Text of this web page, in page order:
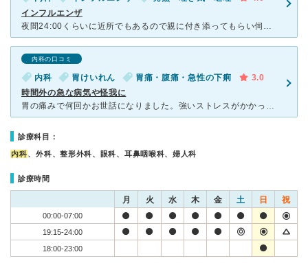
インフルエンザ
夜間24:00くらいに近所でもあるので親に付き添ってもらい伺いました。待合室も建物もすっきりとしていて清潔感があります。この時間でもちらほら患者さんが座って待ってます。待合室で熱を計り10分くらいで呼
内科の口コミ
内科 胃けいれん 胃痛・腹痛・急性の下痢
3.0
時間外の急な病気や怪我に
胃の痛みで何回かお世話になりました。強いストレスがかかった時など夜中や朝方に急に胃腸が痛くなることがあってそのときに受診しました。 朝方という事もあり、先生はとても眠たそうでダラダラした感じでしたが
診療科目：
内科、外科、整形外科、眼科、耳鼻咽喉科、婦人科
診療時間
月 火 水 木 金 土 日 祝
00:00-07:00
19:15-24:00
18:00-23:00